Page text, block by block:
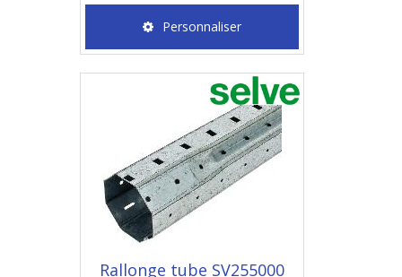
Personnaliser
Rallonge tube SV255000